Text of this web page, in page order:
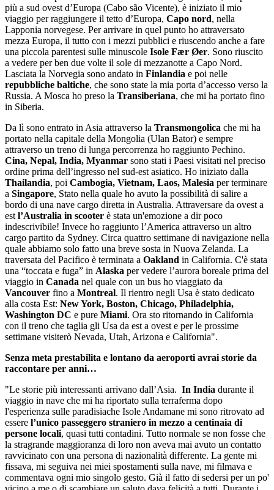
più a sud ovest d’Europa (Cabo são Vicente), è iniziato il mio
viaggio per raggiungere il tetto d’Europa, Capo nord, nella
Lapponia norvegese. Per arrivare in quel punto ho attraversato
mezza Europa, il tutto con i mezzi pubblici e riuscendo anche a fare
una piccola parentesi sulle minuscole Isole Fær Øer. Sono riuscito
a vedere per ben due volte il sole di mezzanotte a Capo Nord.
Lasciata la Norvegia sono andato in Finlandia e poi nelle
repubbliche baltiche, che sono state la mia porta d’accesso verso la
Russia. A Mosca ho preso la Transiberiana, che mi ha portato fino
in Siberia.
Da lì sono entrato in Asia attraverso la Transmongolica che mi ha
portato nella capitale della Mongolia (Ulan Bator) e sempre
attraverso un treno di lunga percorrenza ho raggiunto Pechino.
Cina, Nepal, India, Myanmar sono stati i Paesi visitati nel preciso
ordine prima dell’ingresso nel sud-est asiatico. Ho iniziato dalla
Thailandia, poi Cambogia, Vietnam, Laos, Malesia per terminare
a Singapore, Stato nella quale ho avuto la possibilità di salire a
bordo di una nave cargo diretta in Australia. Attraversare da ovest a
est l’Australia in scooter è stata un'emozione a dir poco
indescrivibile! Invece ho raggiunto l’America attraverso un altro
cargo partito da Sydney. Circa quattro settimane di navigazione nella
quale abbiamo solo fatto una breve sosta in Nuova Zelanda. La
traversata del Pacifico è terminata a Oakland in California. C'è stata
una “toccata e fuga” in Alaska per vedere l’aurora boreale prima del
viaggio in Canada nel quale con un bus ho viaggiato da
Vancouver fino a Montreal. Il rientro negli Usa è stato dedicato
alla costa Est: New York, Boston, Chicago, Philadelphia,
Washington DC e pure Miami. Ora sto ritornando in California
con il treno che taglia gli Usa da est a ovest e per le prossime
settimane visiterò Nevada, Utah, Arizona e California"​.
Senza meta prestabilita e lontano da aeroporti avrai storie da
raccontare per anni…
"Le storie più interessanti arrivano dall’Asia. In India durante il
viaggio in nave che mi ha riportato sulla terraferma dopo
l'esperienza sulle paradisiache Isole Andamane mi sono ritrovato ad
essere l’unico passeggero straniero in mezzo a centinaia di
persone locali, quasi tutti contadini. Tutto normale se non fosse che
la stragrande maggioranza di loro non aveva mai avuto un contatto
ravvicinato con una persona di nazionalità differente. La gente mi
fissava, mi seguiva nei miei spostamenti sulla nave, mi filmava e
commentava ogni mio singolo gesto. Già il fatto di sedersi per un po'